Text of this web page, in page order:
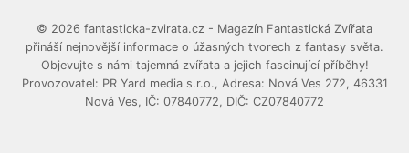
© 2026 fantasticka-zvirata.cz - Magazín Fantastická Zvířata
přináší nejnovější informace o úžasných tvorech z fantasy světa.
Objevujte s námi tajemná zvířata a jejich fascinující příběhy!
Provozovatel: PR Yard media s.r.o., Adresa: Nová Ves 272, 46331
Nová Ves, IČ: 07840772, DIČ: CZ07840772